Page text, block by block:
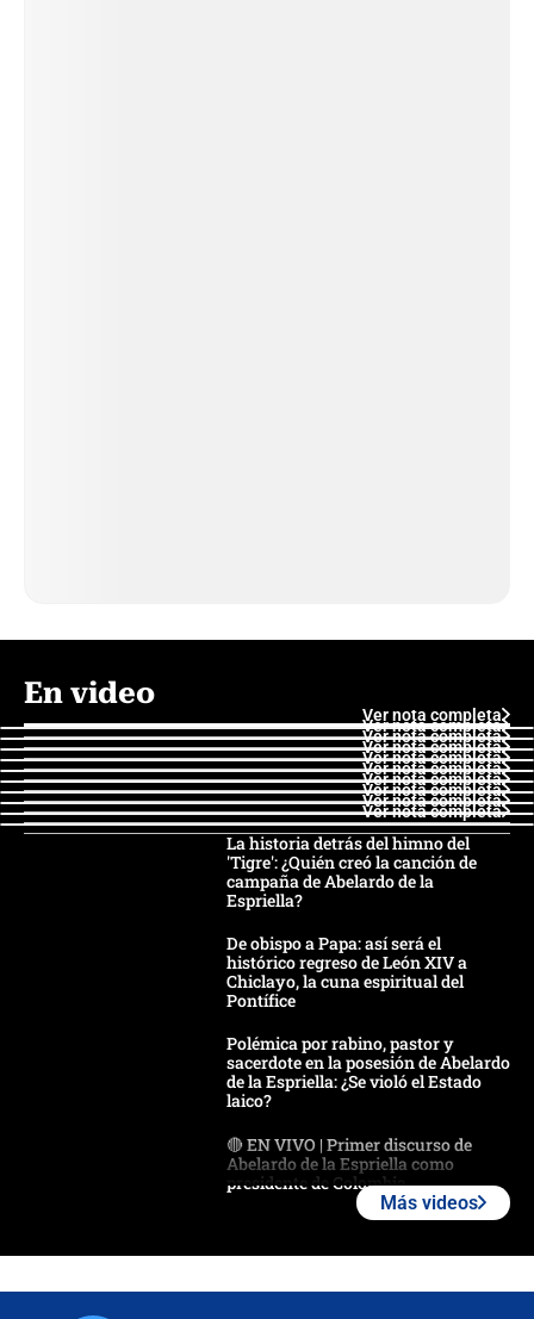
En video
Ver nota completa
Ver nota completa
Ver nota completa
Ver nota completa
Ver nota completa
Ver nota completa
Ver nota completa
Ver nota completa
Ver nota completa
Ver nota completa
La historia detrás del himno del
'Tigre': ¿Quién creó la canción de
campaña de Abelardo de la
Espriella?
De obispo a Papa: así será el
histórico regreso de León XIV a
Chiclayo, la cuna espiritual del
Pontífice
Polémica por rabino, pastor y
sacerdote en la posesión de Abelardo
de la Espriella: ¿Se violó el Estado
laico?
🔴 EN VIVO | Primer discurso de
Abelardo de la Espriella como
presidente de Colombia
Espriella en Cali inicia la
Más videos